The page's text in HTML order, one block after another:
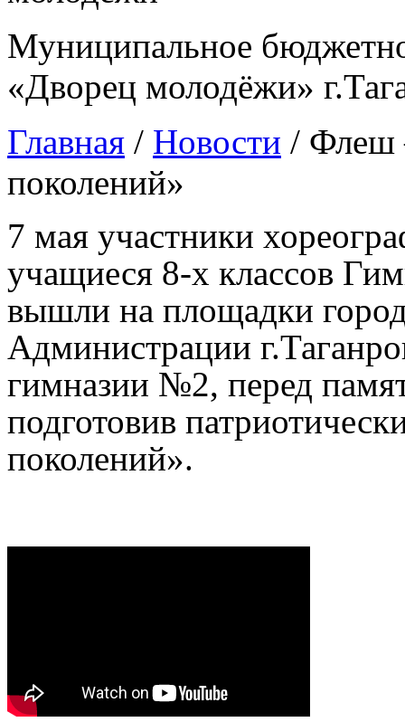
Муниципальное
«Дворец молодёжи»
Главная / Новости / Флеш
поколений»
7 мая участники
учащиеся 8-х классов
вышли на площадки
Администрации
гимназии №2, перед
подготовив
поколений».